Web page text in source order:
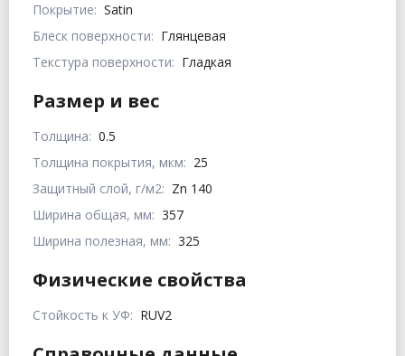
Покрытие: Satin
Блеск поверхности: Глянцевая
Текстура поверхности: Гладкая
Размер и вес
Толщина: 0.5
Толщина покрытия, мкм: 25
Защитный слой, г/м2: Zn 140
Ширина общая, мм: 357
Ширина полезная, мм: 325
Физические свойства
Стойкость к УФ: RUV2